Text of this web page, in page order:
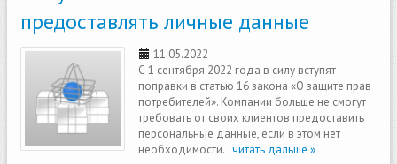
предоставлять личные данные
11.05.2022
С 1 сентября 2022 года в силу вступят
поправки в статью 16 закона «О защите прав
потребителей». Компании больше не смогут
требовать от своих клиентов предоставить
персональные данные, если в этом нет
необходимости. читать дальше »